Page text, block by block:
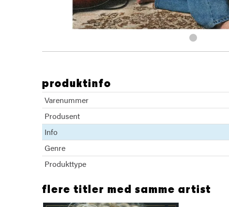
produktinfo
Varenummer
Produsent
Info
Genre
Produkttype
flere titler med samme artist